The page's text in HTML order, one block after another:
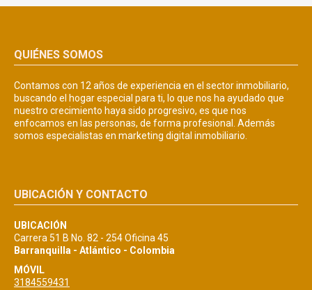
QUIÉNES SOMOS
Contamos con 12 años de experiencia en el sector inmobiliario,
buscando el hogar especial para ti, lo que nos ha ayudado que
nuestro crecimiento haya sido progresivo, es que nos
enfocamos en las personas, de forma profesional. Además
somos especialistas en marketing digital inmobiliario.
UBICACIÓN Y CONTACTO
UBICACIÓN
Carrera 51 B No. 82 - 254 Oficina 45
Barranquilla - Atlántico - Colombia
MÓVIL
3184559431